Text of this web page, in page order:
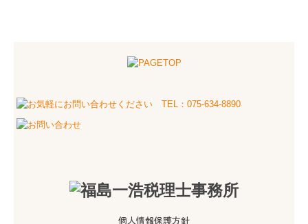
個人情報保護方針